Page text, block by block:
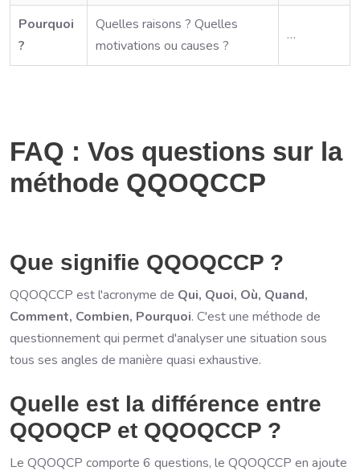
Pourquoi
?
Quelles raisons ? Quelles
motivations ou causes ?
…
FAQ : Vos questions sur la
méthode QQOQCCP
Que signifie QQOQCCP ?
QQOQCCP est l'acronyme de Qui, Quoi, Où, Quand,
Comment, Combien, Pourquoi. C'est une méthode de
questionnement qui permet d'analyser une situation sous
tous ses angles de manière quasi exhaustive.
Quelle est la différence entre
QQOQCP et QQOQCCP ?
Le QQOQCP comporte 6 questions, le QQOQCCP en ajoute